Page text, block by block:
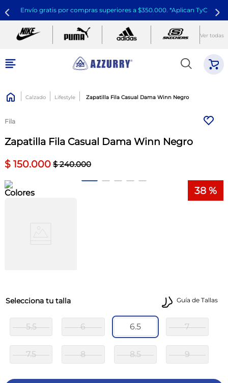
Envío gratis por compras superiores a $350.000. *Aplican TyC
Ver todas
Calzado Lifestyle Zapatilla Fila Casual Dama Winn Negro
Fila
Zapatilla Fila Casual Dama Winn Negro
$ 150.000 $ 240.000
38 %
Colores
Guía de Tallas
talla
5.5 6 6.5 7
7.5 8 8.5 9